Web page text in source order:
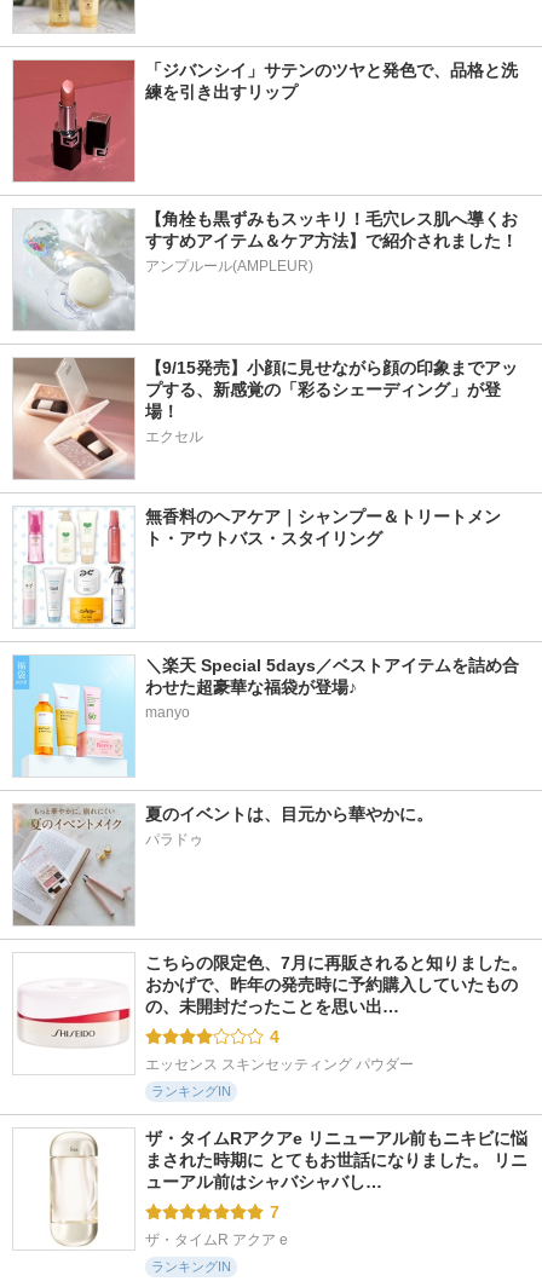
「ジバンシイ」サテンのツヤと発色で、品格と洗
練を引き出すリップ
【角栓も黒ずみもスッキリ！毛穴レス肌へ導くお
すすめアイテム＆ケア方法】で紹介されました！
アンプルール(AMPLEUR)
【9/15発売】小顔に見せながら顔の印象までアッ
プする、新感覚の「彩るシェーディング」が登
場！
エクセル
無香料のヘアケア｜シャンプー＆トリートメン
ト・アウトバス・スタイリング
＼楽天 Special 5days／ベストアイテムを詰め合
わせた超豪華な福袋が登場♪
manyo
夏のイベントは、目元から華やかに。
パラドゥ
こちらの限定色、7月に再販されると知りました。
おかげで、昨年の発売時に予約購入していたもの
の、未開封だったことを思い出…
4
エッセンス スキンセッティング パウダー
ランキングIN
ザ・タイムRアクアe リニューアル前もニキビに悩
まされた時期に とてもお世話になりました。 リニ
ューアル前はシャバシャバし…
7
ザ・タイムR アクア e
ランキングIN